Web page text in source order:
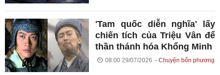
'Tam quốc diễn nghĩa' lấy
chiến tích của Triệu Vân để
thần thánh hóa Khổng Minh
08:00 29/07/2026 Chuyện bốn phương